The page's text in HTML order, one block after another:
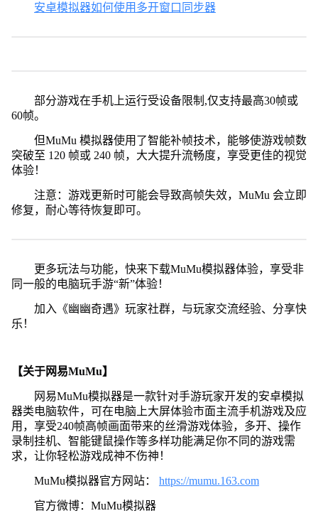
安卓模拟器如何使用多开窗口同步器
部分游戏在手机上运行受设备限制,仅支持最高30帧或
60帧。
但MuMu 模拟器使用了智能补帧技术，能够使游戏帧数
突破至 120 帧或 240 帧，大大提升流畅度，享受更佳的视觉
体验！
注意：游戏更新时可能会导致高帧失效，MuMu 会立即
修复，耐心等待恢复即可。
更多玩法与功能，快来下载MuMu模拟器体验，享受非
同一般的电脑玩手游“新”体验！
加入《幽幽奇遇》玩家社群，与玩家交流经验、分享快
乐！
【关于网易MuMu】
网易MuMu模拟器是一款针对手游玩家开发的安卓模拟
器类电脑软件，可在电脑上大屏体验市面主流手机游戏及应
用，享受240帧高帧画面带来的丝滑游戏体验，多开、操作
录制挂机、智能键鼠操作等多样功能满足你不同的游戏需
求，让你轻松游戏成神不伤神！
MuMu模拟器官方网站： https://mumu.163.com
官方微博：MuMu模拟器